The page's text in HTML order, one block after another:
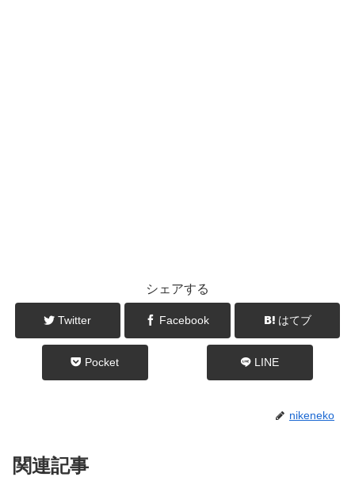
シェアする
Twitter Facebook はてブ
Pocket LINE
nikeneko
関連記事